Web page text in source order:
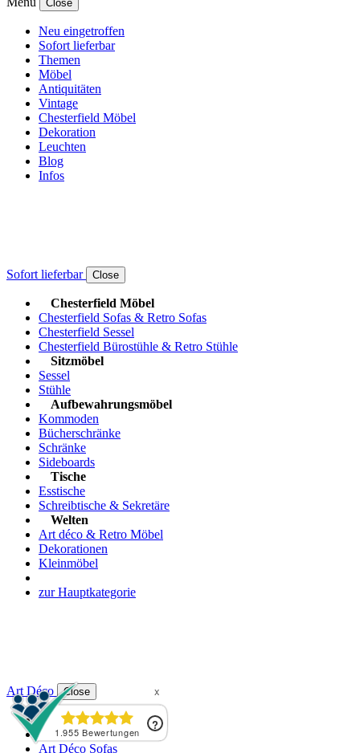
Close
Neu eingetroffen
Sofort lieferbar
Themen
Möbel
Antiquitäten
Vintage
Chesterfield Möbel
Dekoration
Leuchten
Blog
Infos
Sofort lieferbar Close
Chesterfield Möbel
Chesterfield Sofas & Retro Sofas
Chesterfield Sessel
Chesterfield Bürostühle & Retro Stühle
Sitzmöbel
Sessel
Stühle
Aufbewahrungsmöbel
Kommoden
Bücherschränke
Schränke
Sideboards
Tische
Esstische
Schreibtische & Sekretäre
Welten
Art déco & Retro Möbel
Dekorationen
Kleinmöbel
zur Hauptkategorie
Art Déco Close
Art Déco Stühle
Art Déco Sessel
Art Déco Sofas